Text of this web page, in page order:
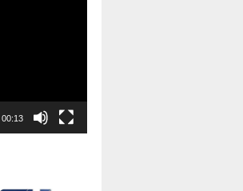
00:13